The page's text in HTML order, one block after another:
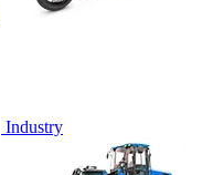
Industry